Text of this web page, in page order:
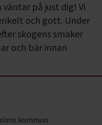
på just dig! Vi
och gott. Under
skogens smaker
och bär innan
kommun